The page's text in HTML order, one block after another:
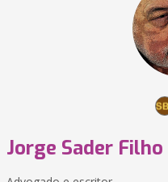
Jorge Sader Filho